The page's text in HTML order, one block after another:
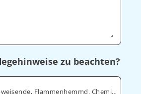
zu beachten?
Zum Beispiel: Wasserabweisende, Flammenhemmd, Chemikalienabweisende